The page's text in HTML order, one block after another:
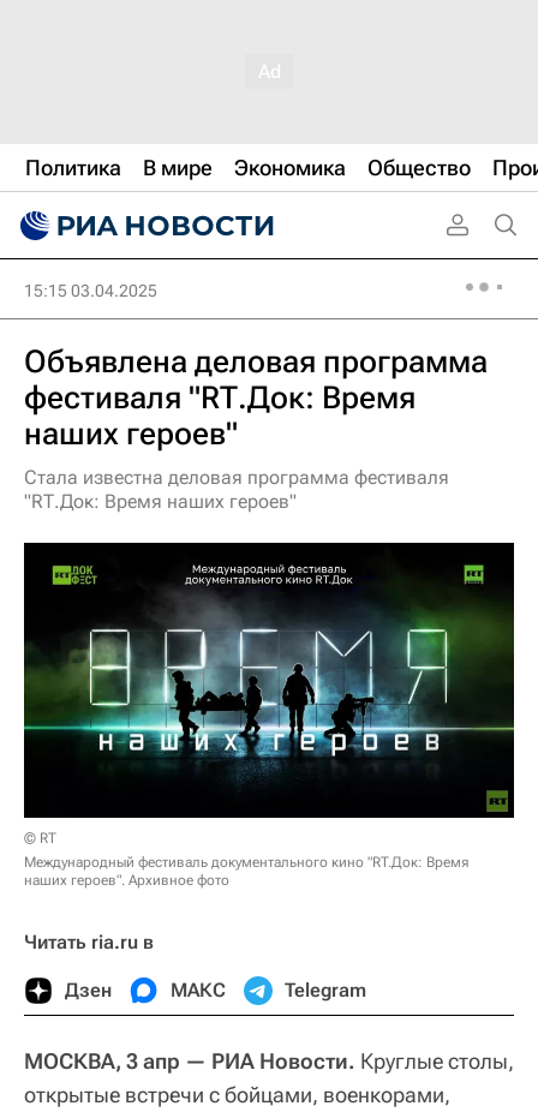
Политика В мире Экономика Общество
15:15 03.04.2025
Объявлена деловая программа
фестиваля "RТ.Док: Время
наших героев"
Стала известна деловая программа фестиваля
"RТ.Док: Время наших героев"
© RT
Международный фестиваль документального кино "RT.Док: Время
наших героев". Архивное фото
Читать ria.ru в
Дзен МАКС Telegram
МОСКВА, 3 апр — РИА Новости. Круглые столы,
открытые встречи с бойцами, военкорами,